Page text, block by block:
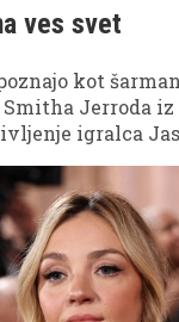
ves svet
kot
Smitha Jerroda
igralca
obraz
in pogosto